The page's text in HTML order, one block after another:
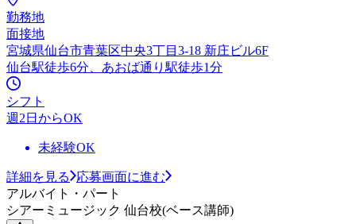
勤務地
面接地
宮城県仙台市青葉区中央3丁目3-18 新庄ビル6F
仙台駅徒歩6分、あおば通り駅徒歩1分
シフト
週2日からOK
未経験OK
詳細を見る
応募画面に進む
アルバイト・パート
シアーミュージック 仙台校(ベース講師)